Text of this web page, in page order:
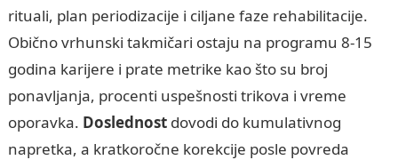
rituali, plan periodizacije i ciljane faze rehabilitacije.
Obično vrhunski takmičari ostaju na programu 8-15
godina karijere i prate metrike kao što su broj
ponavljanja, procenti uspešnosti trikova i vreme
oporavka. Doslednostdovodi do kumulativnog
napretka, a kratkoročne korekcije posle povreda